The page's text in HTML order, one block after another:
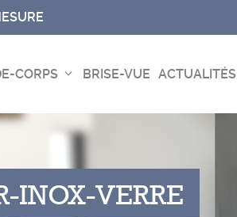
CORPS BRISE-VUE ACTUALITÉS
-INOX-VERRE